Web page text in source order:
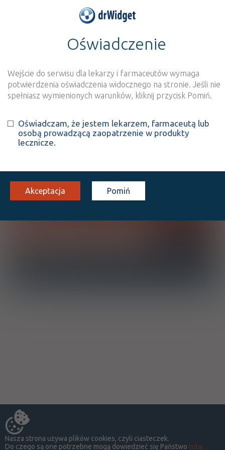
Wynik szukania dla frazy ''
Wyszukaj produkt
Szukaj
Znaleziono wyników: 0
Strona1 z 0
Wyślij do nas nazwę produktu, którego nie
znalazłeś, a dodamy go do naszej bazy
NAZWA PRODUKTU
Nasza strona używa plików cookies, czyli ciasteczek.
Do czego są one potrzebne mogą dowiedzieć się Państwo tutaj
Oświadczenie
Wejście do serwisu dla lekarzy i farmaceutów wymaga
potwierdzenia oświadczenia widocznego na stronie. Jeśli nie
spełniasz wymienionych warunków, kliknij przycisk Pomiń.
Oświadczam, że jestem lekarzem, farmaceutą lub
osobą prowadzącą zaopatrzenie w produkty
lecznicze.
Akceptacja Pomiń